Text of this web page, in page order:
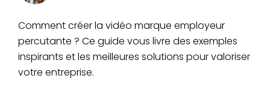
Comment créer la vidéo marque employeur
percutante ? Ce guide vous livre des exemples
inspirants et les meilleures solutions pour valoriser
votre entreprise.